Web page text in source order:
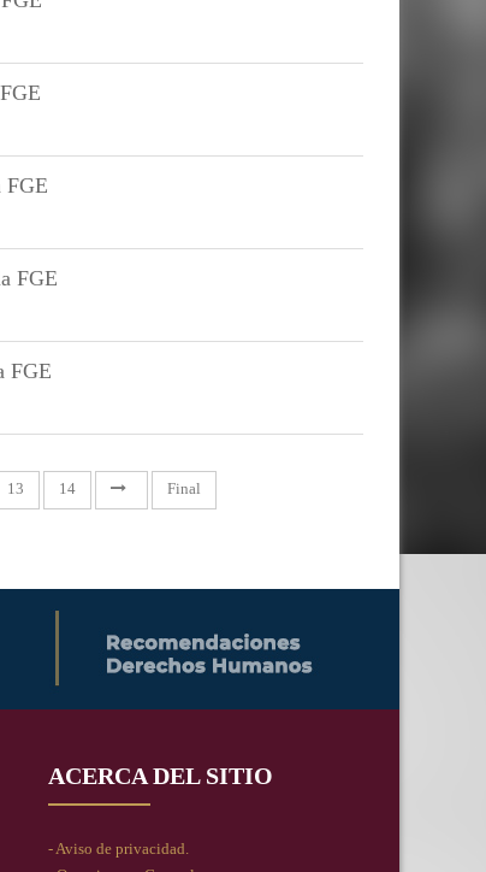
FGE
FGE
FGE
13 14 Final
ACERCA DEL SITIO
- Aviso de privacidad.